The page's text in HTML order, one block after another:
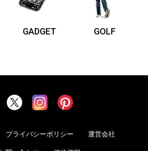
GADGET GOLF
プライバシーポリシー 運営会社